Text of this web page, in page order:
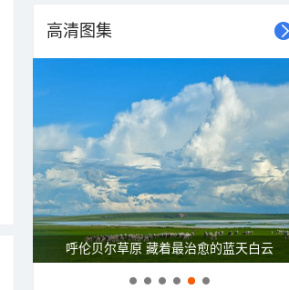
高清图集
呼伦贝尔草原 藏着最治愈的蓝天白云